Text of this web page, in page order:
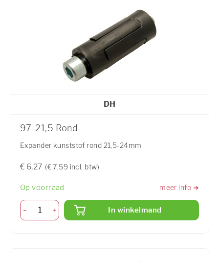
DH
97-21,5 Rond
Expander kunststof rond 21,5-24mm
€ 6,27 (€ 7,59 incl. btw)
Op voorraad meer info ➜
In winkelmand